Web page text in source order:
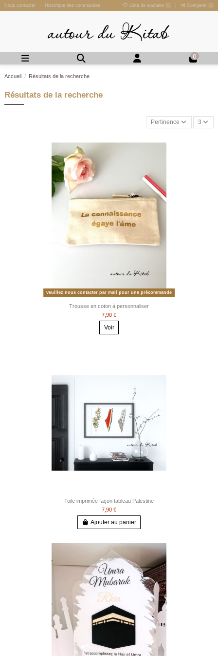
Nous contacter Historique des commandes Liste de souhaits (0) Comparer (0)
0
Accueil Résultats de la recherche
Résultats de la recherche
Pertinence 3
veuillez nous contacter par mail pour une précommande
Trousse en coton à personnaliser
7,90 €
Voir
Toile imprimée façon tableau Palestine
7,90 €
Ajouter au panier